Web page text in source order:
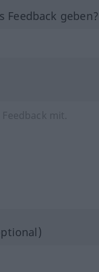
Feedback